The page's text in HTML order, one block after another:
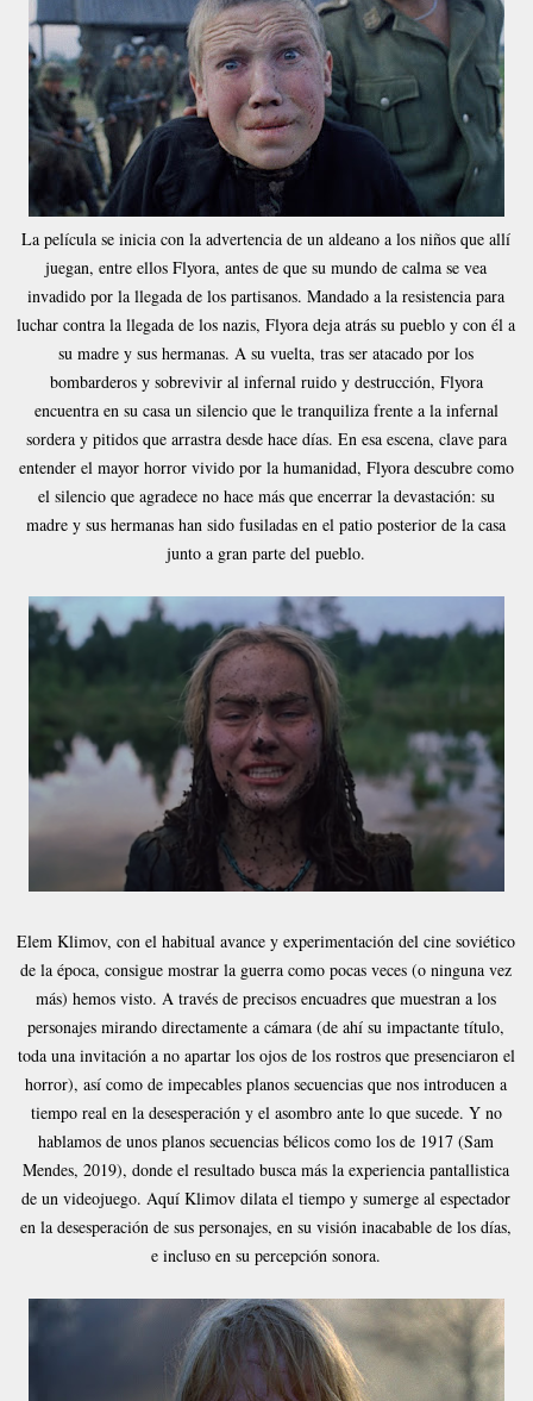
La película se inicia con la advertencia de un aldeano a los niños que allí
juegan, entre ellos Flyora, antes de que su mundo de calma se vea
invadido por la llegada de los partisanos. Mandado a la resistencia para
luchar contra la llegada de los nazis, Flyora deja atrás su pueblo y con él a
su madre y sus hermanas. A su vuelta, tras ser atacado por los
bombarderos y sobrevivir al infernal ruido y destrucción, Flyora
encuentra en su casa un silencio que le tranquiliza frente a la infernal
sordera y pitidos que arrastra desde hace días. En esa escena, clave para
entender el mayor horror vivido por la humanidad, Flyora descubre como
el silencio que agradece no hace más que encerrar la devastación: su
madre y sus hermanas han sido fusiladas en el patio posterior de la casa
junto a gran parte del pueblo.
Elem Klimov, con el habitual avance y experimentación del cine soviético
de la época, consigue mostrar la guerra como pocas veces (o ninguna vez
más) hemos visto. A través de precisos encuadres que muestran a los
personajes mirando directamente a cámara (de ahí su impactante título,
toda una invitación a no apartar los ojos de los rostros que presenciaron el
horror), así como de impecables planos secuencias que nos introducen a
tiempo real en la desesperación y el asombro ante lo que sucede. Y no
hablamos de unos planos secuencias bélicos como los de 1917 (Sam
Mendes, 2019), donde el resultado busca más la experiencia pantallistica
de un videojuego. Aquí Klimov dilata el tiempo y sumerge al espectador
en la desesperación de sus personajes, en su visión inacabable de los días,
e incluso en su percepción sonora.